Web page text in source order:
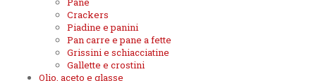
Crackers
Piadine e panini
Pan carre e pane a fette
Grissini e schiacciatine
Gallette e crostini
Olio, aceto e glasse